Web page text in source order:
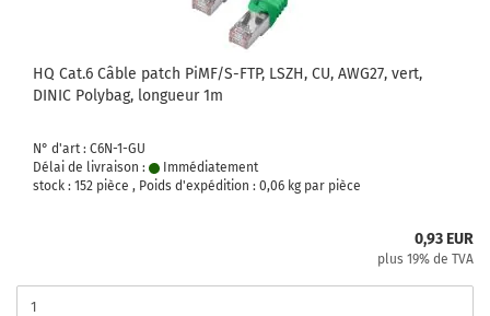
HQ Cat.6 Câble patch PiMF/S-FTP, LSZH, CU, AWG27, vert,
DINIC Polybag, longueur 1m
N° d'art : C6N-1-GU
Délai de livraison :
Immédiatement
stock : 152 pièce , Poids d'expédition : 0,06 kg par pièce
0,93 EUR
plus 19% de TVA